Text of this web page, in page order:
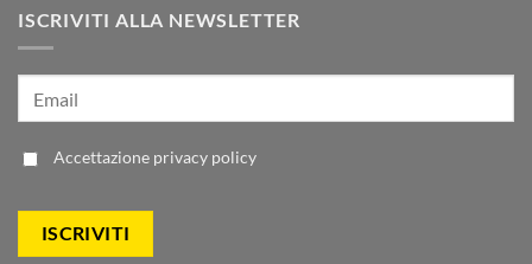
ISCRIVITI ALLA NEWSLETTER
Accettazione privacy policy